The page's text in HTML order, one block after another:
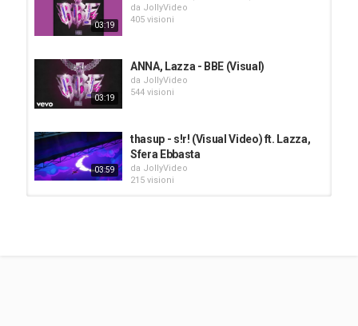
03:19
da JollyVideo
405 visioni
03:19
ANNA, Lazza - BBE (Visual)
da JollyVideo
544 visioni
03:59
thasup - s!r! (Visual Video) ft. Lazza,
Sfera Ebbasta
da JollyVideo
215 visioni